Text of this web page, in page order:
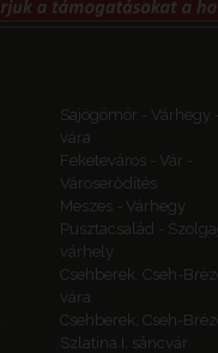
Sajógömör - Várhegy
vára
Feketeváros - Vár -
Városerődítés
Meszes - Várhegy
Pusztacsalád -
várhely
Csehberek, Cseh-
vára
Csehberek, Cseh-
Szlatina I. sáncvár